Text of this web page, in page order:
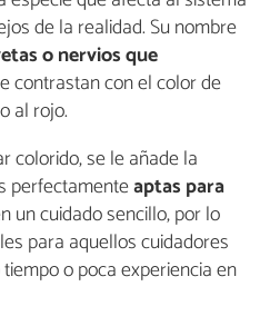
de la realidad. Su nombre
o nervios que
contrastan con el color de
al rojo.
colorido, se le añade la
perfectamenteaptas para
un cuidado sencillo, por lo
para aquellos cuidadores
o poca experiencia en